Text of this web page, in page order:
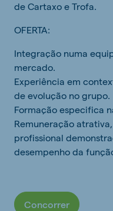
de Cartaxo e Trofa.
OFERTA:
Integração numa
mercado.
Experiência em
de evolução no grupo.
Formação especifica
Remuneração
profissional
Concorrer